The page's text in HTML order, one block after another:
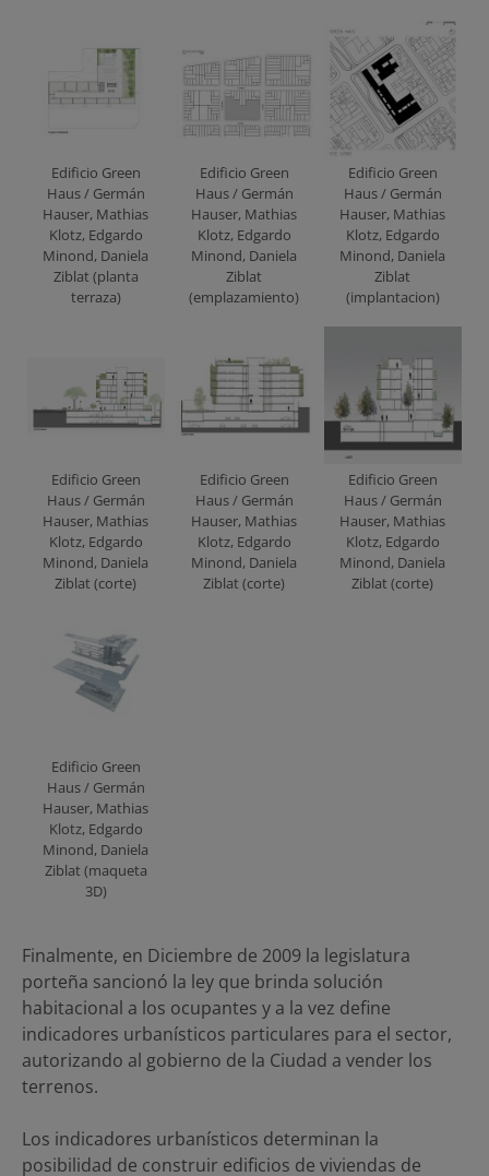
Edificio Green
Haus / Germán
Hauser, Mathias
Klotz, Edgardo
Minond, Daniela
Ziblat (planta
terraza)
Edificio Green
Haus / Germán
Hauser, Mathias
Klotz, Edgardo
Minond, Daniela
Ziblat
(emplazamiento)
Edificio Green
Haus / Germán
Hauser, Mathias
Klotz, Edgardo
Minond, Daniela
Ziblat
(implantacion)
Edificio Green
Haus / Germán
Hauser, Mathias
Klotz, Edgardo
Minond, Daniela
Ziblat (corte)
Edificio Green
Haus / Germán
Hauser, Mathias
Klotz, Edgardo
Minond, Daniela
Ziblat (corte)
Edificio Green
Haus / Germán
Hauser, Mathias
Klotz, Edgardo
Minond, Daniela
Ziblat (corte)
Edificio Green
Haus / Germán
Hauser, Mathias
Klotz, Edgardo
Minond, Daniela
Ziblat (maqueta
3D)
Finalmente, en Diciembre de 2009 la legislatura
porteña sancionó la ley que brinda solución
habitacional a los ocupantes y a la vez define
indicadores urbanísticos particulares para el sector,
autorizando al gobierno de la Ciudad a vender los
terrenos.
Los indicadores urbanísticos determinan la
posibilidad de construir edificios de viviendas de